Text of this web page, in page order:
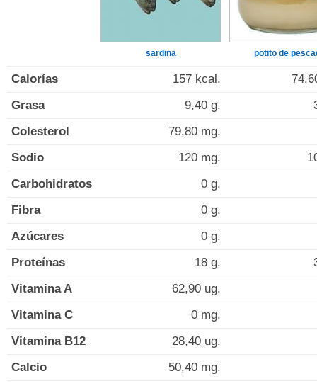
sardina potito de
Calorías 157 kcal.
Grasa
9,40 g.
Colesterol
79,80 mg.
Sodio
120 mg.
Carbohidratos
0 g.
Fibra
0 g.
Azúcares
0 g.
Proteínas
18 g.
Vitamina A
62,90 ug.
Vitamina C
0 mg.
Vitamina B12
28,40 ug.
Calcio
50,40 mg.